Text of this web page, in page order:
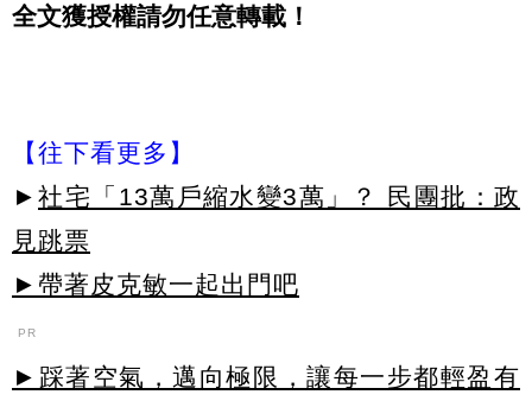
全文獲授權請勿任意轉載！
【往下看更多】
► 社宅「13萬戶縮水變3萬」？ 民團批：政
見跳票
►帶著皮克敏一起出門吧
PR
►踩著空氣，邁向極限，讓每一步都輕盈有